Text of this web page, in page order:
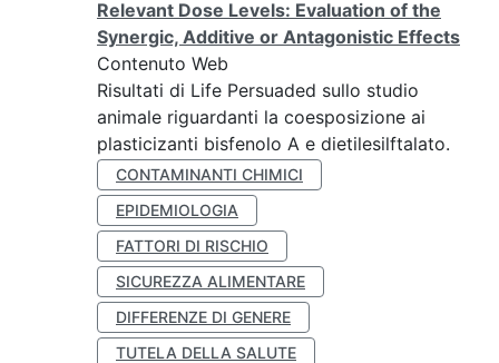
Relevant Dose Levels: Evaluation of the
Synergic, Additive or Antagonistic Effects
Contenuto Web
Risultati di Life Persuaded sullo studio
animale riguardanti la coesposizione ai
plasticizanti bisfenolo A e dietilesilftalato.
CONTAMINANTI CHIMICI
EPIDEMIOLOGIA
FATTORI DI RISCHIO
SICUREZZA ALIMENTARE
DIFFERENZE DI GENERE
TUTELA DELLA SALUTE